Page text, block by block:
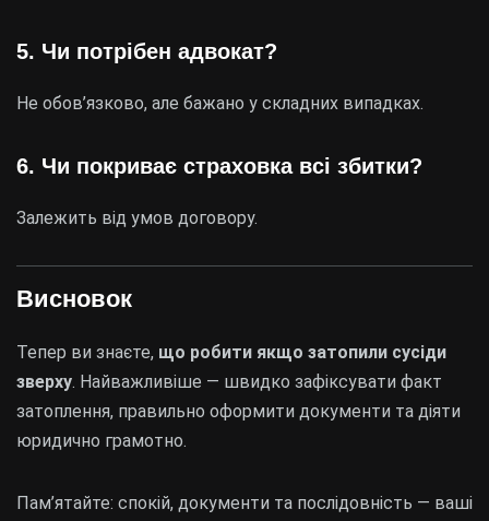
5. Чи потрібен адвокат?
Не обов’язково, але бажано у складних випадках.
6. Чи покриває страховка всі збитки?
Залежить від умов договору.
Висновок
Тепер ви знаєте, що робити якщо затопили сусіди
зверху. Найважливіше — швидко зафіксувати факт
затоплення, правильно оформити документи та діяти
юридично грамотно.
Пам’ятайте: спокій, документи та послідовність — ваші